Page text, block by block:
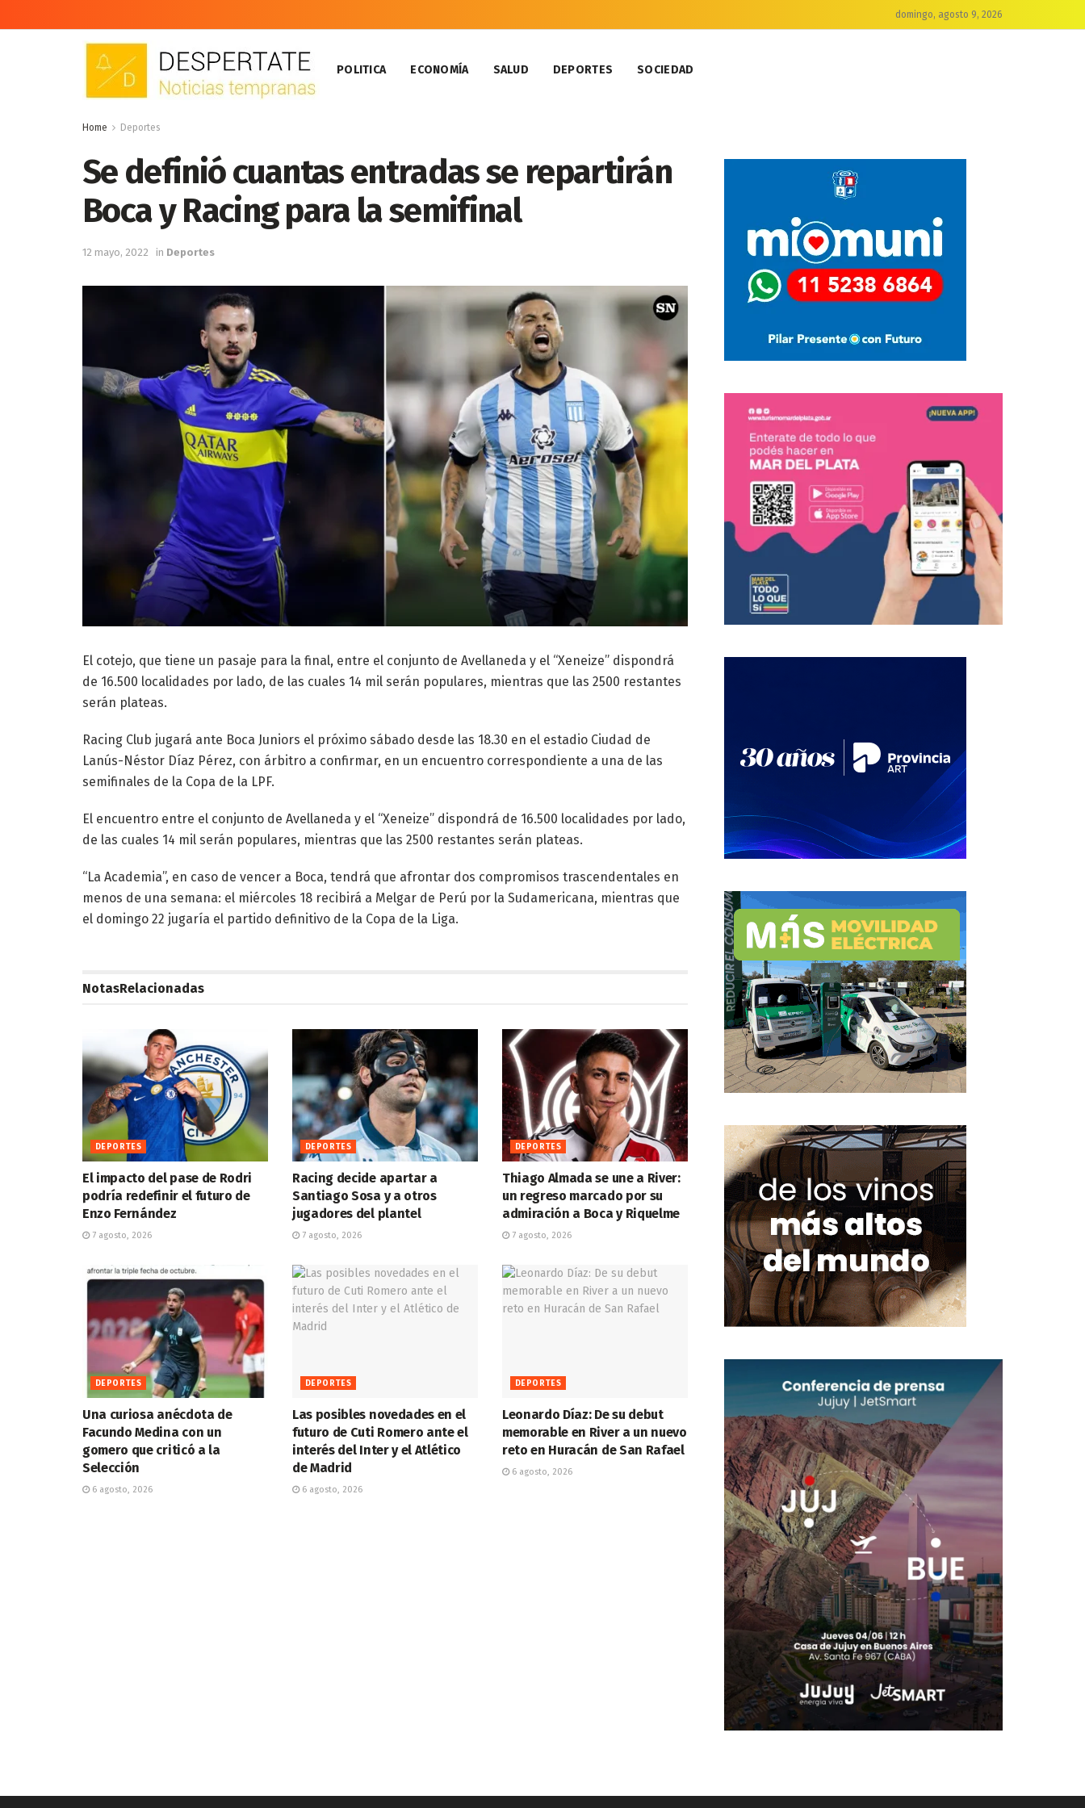
domingo, agosto 9, 2026
POLITICA ECONOMÍA SALUD DEPORTES SOCIEDAD
Home Deportes
Se definió cuantas entradas se repartirán
Boca y Racing para la semifinal
12 mayo, 2022 in Deportes
El cotejo, que tiene un pasaje para la final, entre el conjunto de Avellaneda y el “Xeneize” dispondrá
de 16.500 localidades por lado, de las cuales 14 mil serán populares, mientras que las 2500 restantes
serán plateas.
Racing Club jugará ante Boca Juniors el próximo sábado desde las 18.30 en el estadio Ciudad de
Lanús-Néstor Díaz Pérez, con árbitro a confirmar, en un encuentro correspondiente a una de las
semifinales de la Copa de la LPF.
El encuentro entre el conjunto de Avellaneda y el “Xeneize” dispondrá de 16.500 localidades por lado,
de las cuales 14 mil serán populares, mientras que las 2500 restantes serán plateas.
“La Academia”, en caso de vencer a Boca, tendrá que afrontar dos compromisos trascendentales en
menos de una semana: el miércoles 18 recibirá a Melgar de Perú por la Sudamericana, mientras que
el domingo 22 jugaría el partido definitivo de la Copa de la Liga.
NotasRelacionadas
DEPORTES
El impacto del pase de Rodri
podría redefinir el futuro de
Enzo Fernández
7 agosto, 2026
DEPORTES
Racing decide apartar a
Santiago Sosa y a otros
jugadores del plantel
7 agosto, 2026
DEPORTES
Thiago Almada se une a River:
un regreso marcado por su
admiración a Boca y Riquelme
7 agosto, 2026
DEPORTES
Una curiosa anécdota de
Facundo Medina con un
gomero que criticó a la
Selección
6 agosto, 2026
DEPORTES
Las posibles novedades en el
futuro de Cuti Romero ante el
interés del Inter y el Atlético
de Madrid
6 agosto, 2026
DEPORTES
Leonardo Díaz: De su debut
memorable en River a un nuevo
reto en Huracán de San Rafael
6 agosto, 2026